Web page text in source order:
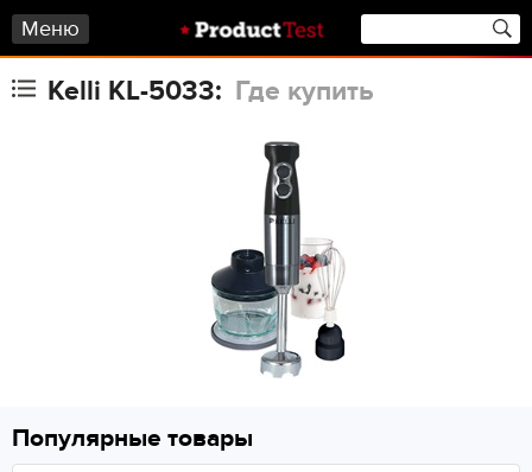
Меню
Kelli KL-5033: Где купить
Популярные товары